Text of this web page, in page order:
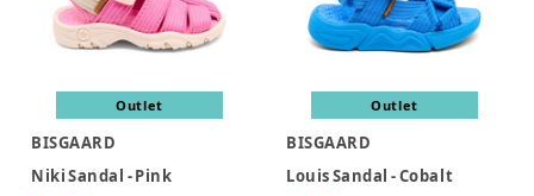
Outlet
BISGAARD
Niki Sandal - Pink
Outlet
BISGAARD
Louis Sandal - Cobalt